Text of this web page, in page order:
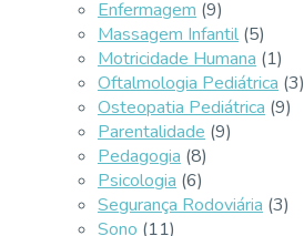
Enfermagem (9)
Massagem Infantil (5)
Motricidade Humana (1)
Oftalmologia Pediátrica (3)
Osteopatia Pediátrica (9)
Parentalidade (9)
Pedagogia (8)
Psicologia (6)
Segurança Rodoviária (3)
Sono (11)